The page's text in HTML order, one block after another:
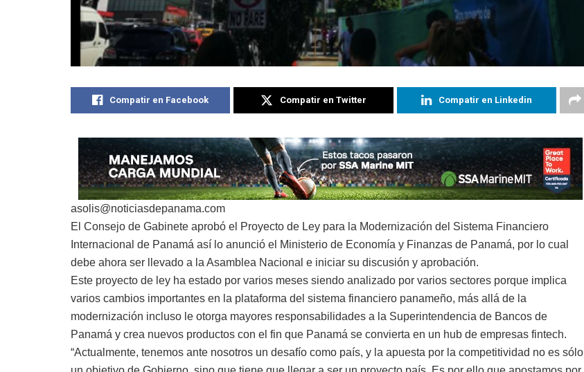
Compatir en Facebook Compatir en Twitter Compatir en Linkedin
asolis@noticiasdepanama.com
El Consejo de Gabinete aprobó el Proyecto de Ley para la Modernización del Sistema Financiero
Internacional de Panamá así lo anunció el Ministerio de Economía y Finanzas de Panamá, por lo cual
debe ahora ser llevado a la Asamblea Nacional e iniciar su discusión y aprobación.
Este proyecto de ley ha estado por varios meses siendo analizado por varios sectores porque implica
varios cambios importantes en la plataforma del sistema financiero panameño, más allá de la
modernización incluso le otorga mayores responsabilidades a la Superintendencia de Bancos de
Panamá y crea nuevos productos con el fin que Panamá se convierta en un hub de empresas fintech.
“Actualmente, tenemos ante nosotros un desafío como país, y la apuesta por la competitividad no es sólo